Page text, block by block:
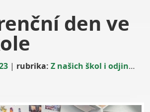
den ve
| rubrika: Z našich škol i odjinud